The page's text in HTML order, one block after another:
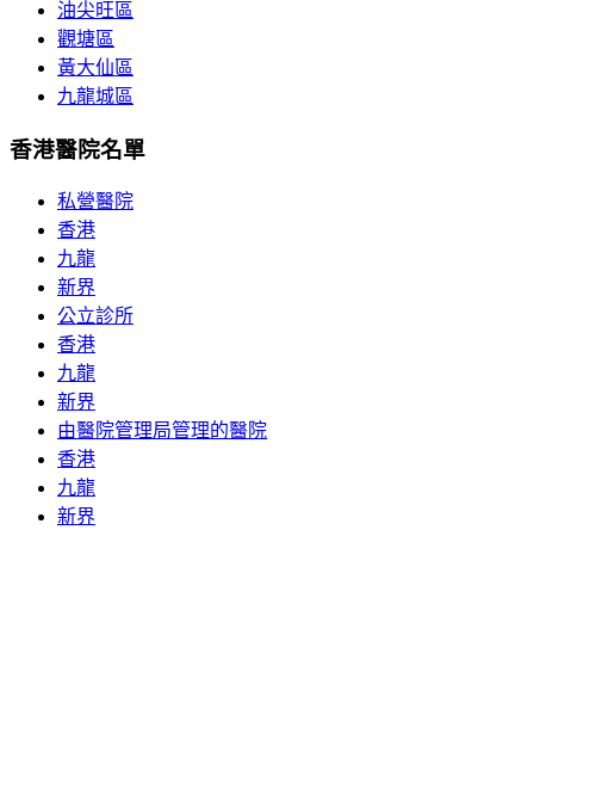
油尖旺區
觀塘區
黃大仙區
九龍城區
香港醫院名單
私營醫院
香港
九龍
新界
公立診所
香港
九龍
新界
由醫院管理局管理的醫院
香港
九龍
新界